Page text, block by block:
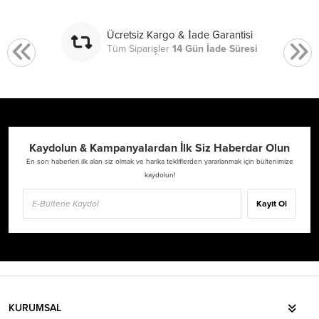
Ücretsiz Kargo & İade Garantisi
Tüm Siparişler14 Gün İade Süresi
Kaydolun & Kampanyalardan İlk Siz Haberdar Olun
En son haberleri ilk alan siz olmak ve harika tekliflerden yararlanmak için bültenimize
kaydolun!
Kayıt Ol
KURUMSAL